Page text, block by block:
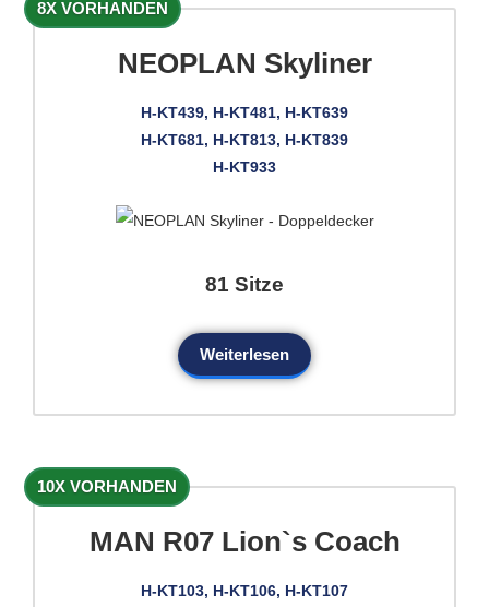
8X VORHANDEN
NEOPLAN Skyliner
H-KT439, H-KT481, H-KT639
H-KT681, H-KT813, H-KT839
H-KT933
81 Sitze
Weiterlesen
10X VORHANDEN
MAN R07 Lion`s Coach
H-KT103, H-KT106, H-KT107